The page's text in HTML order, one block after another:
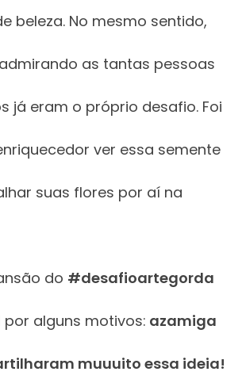
beleza. No mesmo sentido,
as tantas pessoas
já eram o próprio desafio. Foi
ver essa semente
suas flores por aí na
do #desafioartegorda
alguns motivos: azamiga
muuuito essa ideia!